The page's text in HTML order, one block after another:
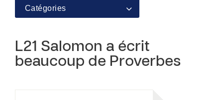
Catégories
L21 Salomon a écrit
beaucoup de Proverbes